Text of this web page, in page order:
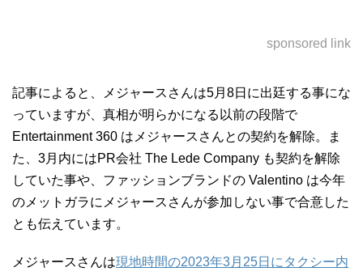
sponsored link
記事によると、メジャースさんは5月8日に出廷する事にな
っていますが、真相が明らかになる以前の段階で
Entertainment 360 はメジャースさんとの契約を解除。ま
た、3月内にはPR会社 The Lede Company も契約を解除
していた事や、ファッションブランドの Valentino は今年
のメットガラにメジャースさんが参加しない事で合意した
とも伝えています。
メジャースさんは現地時間の2023年3月25日にタクシー内